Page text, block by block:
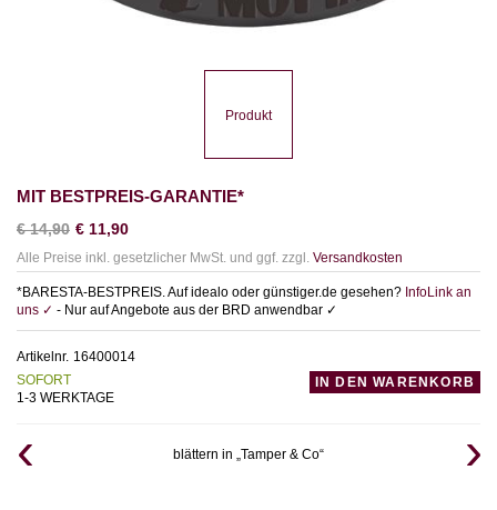
Produkt
MIT BESTPREIS-GARANTIE*
€14,90 € 11,90
Alle Preise inkl. gesetzlicher MwSt. und ggf. zzgl. Versandkosten
*BARESTA-BESTPREIS. Auf idealo oder günstiger.de gesehen? InfoLink an
uns ✓ - Nur auf Angebote aus der BRD anwendbar ✓
Artikelnr. 16400014
SOFORT
1-3 WERKTAGE
IN DEN WARENKORB
blättern in „Tamper & Co“